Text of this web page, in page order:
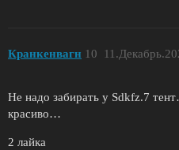
Кранкенвагн 10
Не надо забирать у Sdkfz.7
красиво…
2 лайка